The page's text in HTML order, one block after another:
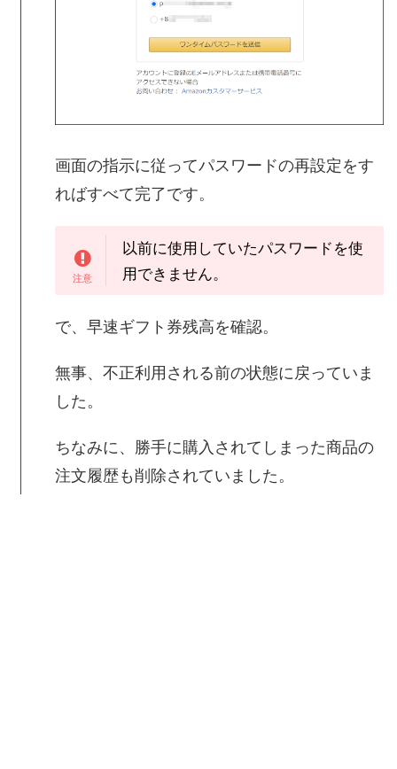
画面の指示に従ってパスワードの再設定をす
ればすべて完了です。
以前に使用していたパスワードを使
用できません。
で、早速ギフト券残高を確認。
無事、不正利用される前の状態に戻っていま
した。
ちなみに、勝手に購入されてしまった商品の
注文履歴も削除されていました。